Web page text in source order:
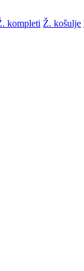
kompleti Ž. košulje